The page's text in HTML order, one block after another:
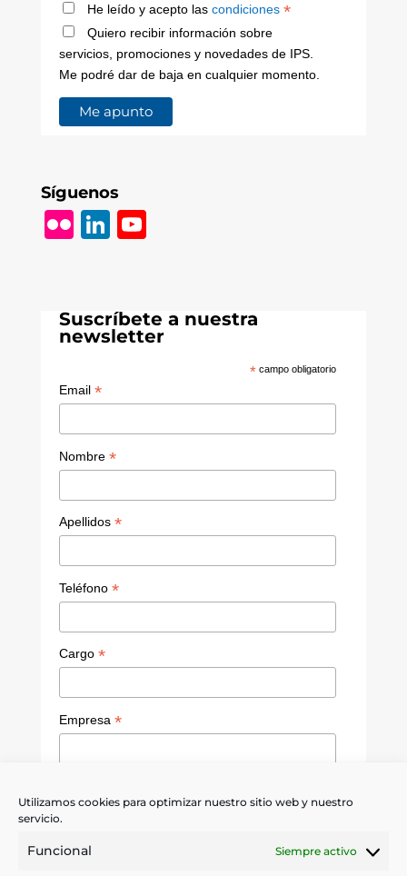
Utilizamos cookies para optimizar nuestro sitio web y nuestro
servicio.
Funcional Siempre activo
He leído y acepto las condiciones *
Quiero recibir información sobre
servicios, promociones y novedades de IPS.
Me podré dar de baja en cualquier momento.
Síguenos
Fl
r
Li
e
dI
Y
T
u
e
C
n
el
Suscríbete a nuestra
newsletter
* campo obligatorio
Email *
Nombre *
Apellidos *
Teléfono *
Cargo *
Empresa *
Política de privacidad
Quiero recibir noticias sobre servicios,
promociones y novedades de IPS.